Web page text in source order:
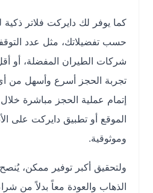
كما يوفر لك دايركت فلاتر ذكية
حسب تفضيلاتك، مثل عدد التوقفات،
شركات الطيران المفضلة، أو أقل
تجربة الحجز أسرع وأسهل من أي
إتمام عملية الحجز مباشرة خلال
وموثوقية.
ولتحقيق أكبر توفير ممكن، يُنصح
الذهاب والعودة معاً بدلاً من شراء